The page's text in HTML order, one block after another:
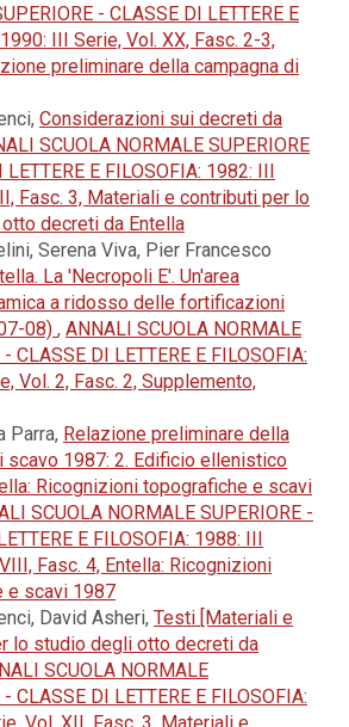
- CLASSE DI LETTERE E
III Serie, Vol. XX, Fasc. 2-3,
preliminare della campagna di
Considerazioni sui decreti da
SCUOLA NORMALE SUPERIORE
LETTERE E FILOSOFIA: 1982: III
Fasc. 3, Materiali e contributi per lo
decreti da Entella
Serena Viva, Pier Francesco
La 'Necropoli E'. Un'area
a ridosso delle fortificazioni
08) , ANNALI SCUOLA NORMALE
CLASSE DI LETTERE E FILOSOFIA:
Vol. 2, Fasc. 2, Supplemento,
Parra, Relazione preliminare della
scavo 1987: 2. Edificio ellenistico
Ricognizioni topografiche e scavi
SCUOLA NORMALE SUPERIORE -
E FILOSOFIA: 1988: III
Fasc. 4, Entella: Ricognizioni
e scavi 1987
David Asheri, Testi [Materiali e
lo studio degli otto decreti da
SCUOLA NORMALE
CLASSE DI LETTERE E FILOSOFIA: